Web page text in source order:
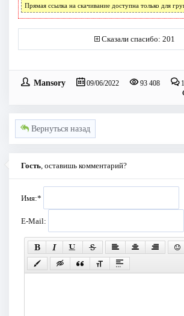
Прямая ссылка на скачивание доступна только для
Сказали спасибо: 201
Mansory 09/06/2022 93 408
Вернуться назад
Гость, оставишь комментарий?
Имя:*
E-Mail: